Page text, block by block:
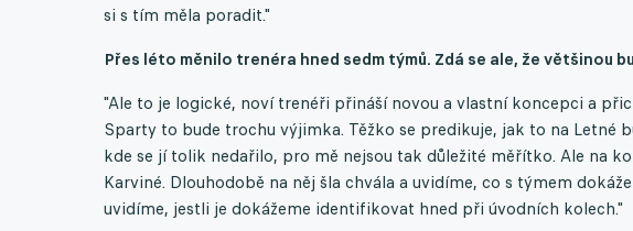
si s tím měla poradit."
Přes léto měnilo trenéra hned sedm týmů. Zdá se ale, že většinou
"Ale to je logické, noví trenéři přináší novou a vlastní koncepci a
Sparty to bude trochu výjimka. Těžko se predikuje, jak to na Letné
kde se jí tolik nedařilo, pro mě nejsou tak důležité měřítko. Ale na
Karviné. Dlouhodobě na něj šla chvála a uvidíme, co s týmem
uvidíme, jestli je dokážeme identifikovat hned při úvodních kolech."